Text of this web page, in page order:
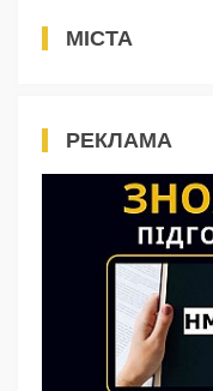
МІСТА
РЕКЛАМА